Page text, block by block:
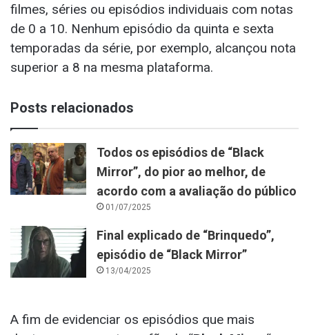
filmes, séries ou episódios individuais com notas
de 0 a 10. Nenhum episódio da quinta e sexta
temporadas da série, por exemplo, alcançou nota
superior a 8 na mesma plataforma.
Posts relacionados
Todos os episódios de “Black
Mirror”, do pior ao melhor, de
acordo com a avaliação do público
01/07/2025
Final explicado de “Brinquedo”,
episódio de “Black Mirror”
13/04/2025
A fim de evidenciar os episódios que mais